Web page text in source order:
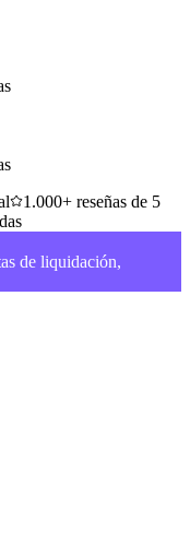
1.000+ reseñas de 5
de liquidación,